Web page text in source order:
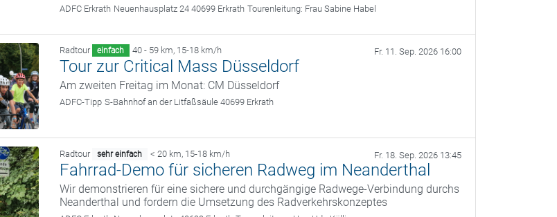
ADFC Erkrath Neuenhausplatz 24 40699 Erkrath Tourenleitung: Frau Sabine Habel
Radtour einfach 40 - 59 km, 15-18 km/h Fr. 11. Sep. 2026 16:00
Tour zur Critical Mass Düsseldorf
Am zweiten Freitag im Monat: CM Düsseldorf
ADFC-Tipp S-Bahnhof an der Litfaßsäule 40699 Erkrath
Radtour sehr einfach < 20 km, 15-18 km/h Fr. 18. Sep. 2026 13:45
Fahrrad-Demo für sicheren Radweg im Neanderthal
Wir demonstrieren für eine sichere und durchgängige Radwege-Verbindung durchs
Neanderthal und fordern die Umsetzung des Radverkehrskonzeptes